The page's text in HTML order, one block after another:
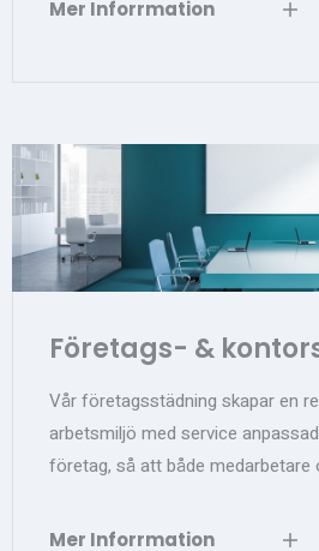
Mer Inforrmation
Företags- &
Vår företagsstädning skapar en
arbetsmiljö med service
företag, så att både medarbetare
Mer Inforrmation